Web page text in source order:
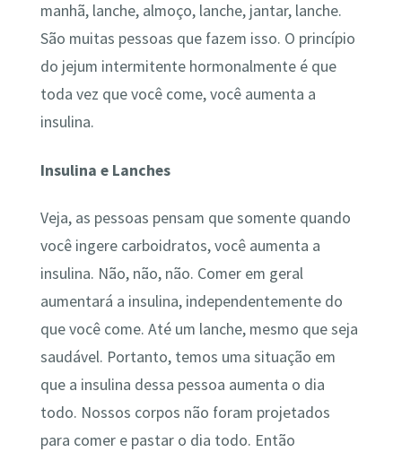
manhã, lanche, almoço, lanche, jantar, lanche.
São muitas pessoas que fazem isso. O princípio
do jejum intermitente hormonalmente é que
toda vez que você come, você aumenta a
insulina.
Insulina e Lanches
Veja, as pessoas pensam que somente quando
você ingere carboidratos, você aumenta a
insulina. Não, não, não. Comer em geral
aumentará a insulina, independentemente do
que você come. Até um lanche, mesmo que seja
saudável. Portanto, temos uma situação em
que a insulina dessa pessoa aumenta o dia
todo. Nossos corpos não foram projetados
para comer e pastar o dia todo. Então